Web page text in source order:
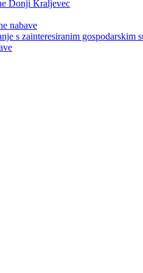
Donji Kraljevec
nabave
s zainteresiranim gospodarskim